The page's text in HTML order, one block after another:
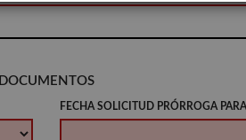
DOCUMENTOS
FECHA SOLICITUD PRÓRROGA